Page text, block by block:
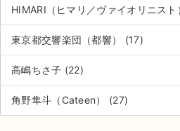
HIMARI（ヒマリ／ヴァイオリニス
東京都交響楽団（都響） (17)
高嶋ちさ子 (22)
角野隼斗（Cateen） (27)